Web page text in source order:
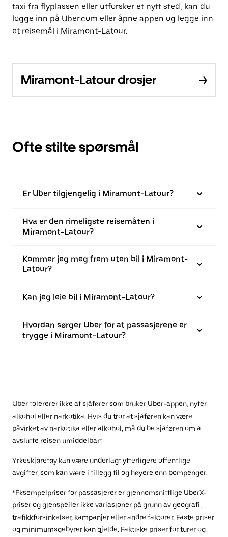
taxi fra flyplassen eller utforsker et nytt sted, kan du
logge inn på Uber.com eller åpne appen og legge inn
et reisemål i Miramont-Latour.
Miramont-Latour drosjer
Ofte stilte spørsmål
Er Uber tilgjengelig i Miramont-Latour?
Hva er den rimeligste reisemåten i
Miramont-Latour?
Kommer jeg meg frem uten bil i Miramont-
Latour?
Kan jeg leie bil i Miramont-Latour?
Hvordan sørger Uber for at passasjerene er
trygge i Miramont-Latour?
Uber tolererer ikke at sjåfører som bruker Uber-appen, nyter
alkohol eller narkotika. Hvis du tror at sjåføren kan være
påvirket av narkotika eller alkohol, må du be sjåføren om å
avslutte reisen umiddelbart.
Yrkeskjøretøy kan være underlagt ytterligere offentlige
avgifter, som kan være i tillegg til og høyere enn bompenger.
*Eksempelpriser for passasjerer er gjennomsnittlige UberX-
priser og gjenspeiler ikke variasjoner på grunn av geografi,
trafikkforsinkelser, kampanjer eller andre faktorer. Faste priser
og minimumsgebyrer kan gjelde. Faktiske priser for turer og